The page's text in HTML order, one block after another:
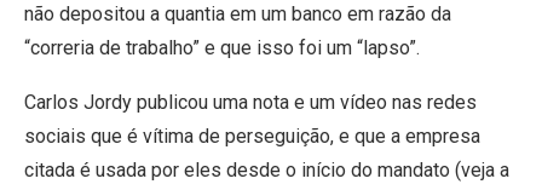
não depositou a quantia em um banco em razão da
“correria de trabalho” e que isso foi um “lapso”.
Carlos Jordy publicou uma nota e um vídeo nas redes
sociais que é vítima de perseguição, e que a empresa
citada é usada por eles desde o início do mandato (veja a